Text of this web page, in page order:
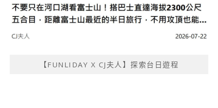
【FUNLIDAY X CJ夫人】探索台日遊程